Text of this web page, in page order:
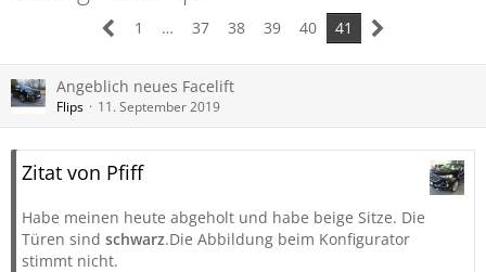
1 … 37 38 39 40 41
Angeblich neues Facelift
Flips 11. September 2019
Zitat von Pfiff
Habe meinen heute abgeholt und habe beige Sitze. Die
Türen sind schwarz.Die Abbildung beim Konfigurator
stimmt nicht.